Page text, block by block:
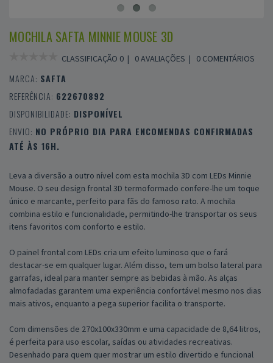
MOCHILA SAFTA MINNIE MOUSE 3D
CLASSIFICAÇÃO 0 | 0 AVALIAÇÕES | 0 COMENTÁRIOS
MARCA: SAFTA
REFERÊNCIA: 622670892
DISPONIBILIDADE: DISPONÍVEL
ENVIO: NO PRÓPRIO DIA PARA ENCOMENDAS CONFIRMADAS
ATÉ ÀS 16H.
Leva a diversão a outro nível com esta mochila 3D com LEDs Minnie
Mouse. O seu design frontal 3D termoformado confere-lhe um toque
único e marcante, perfeito para fãs do famoso rato. A mochila
combina estilo e funcionalidade, permitindo-lhe transportar os seus
itens favoritos com conforto e estilo.
O painel frontal com LEDs cria um efeito luminoso que o fará
destacar-se em qualquer lugar. Além disso, tem um bolso lateral para
garrafas, ideal para manter sempre as bebidas à mão. As alças
almofadadas garantem uma experiência confortável mesmo nos dias
mais ativos, enquanto a pega superior facilita o transporte.
Com dimensões de 270x100x330mm e uma capacidade de 8,64 litros,
é perfeita para uso escolar, saídas ou atividades recreativas.
Desenhado para quem quer mostrar um estilo divertido e funcional